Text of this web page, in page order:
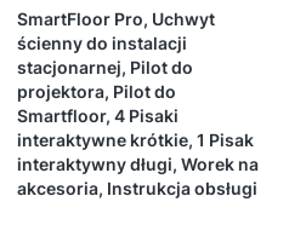
SmartFloor Pro, Uchwyt
ścienny do instalacji
stacjonarnej, Pilot do
projektora, Pilot do
Smartfloor, 4 Pisaki
interaktywne krótkie, 1 Pisak
interaktywny długi, Worek na
akcesoria, Instrukcja obsługi